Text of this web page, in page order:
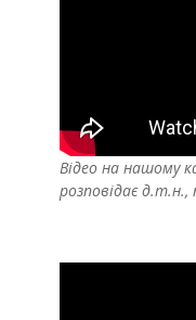
Відео на нашому
розповідає